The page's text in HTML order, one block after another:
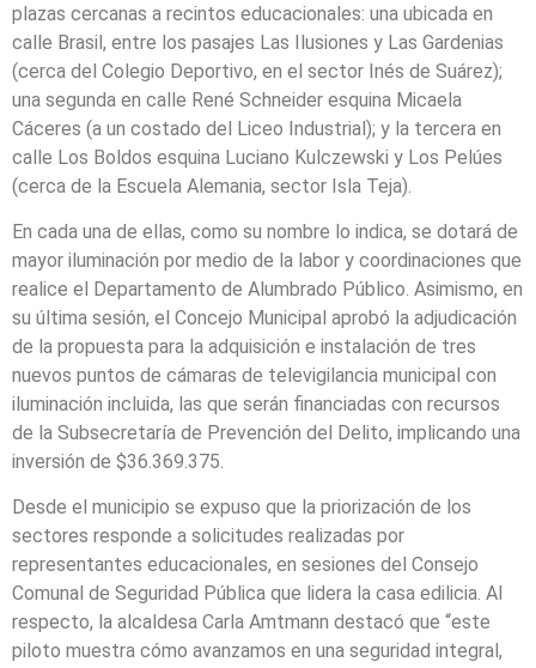
plazas cercanas a recintos educacionales: una ubicada en
calle Brasil, entre los pasajes Las Ilusiones y Las Gardenias
(cerca del Colegio Deportivo, en el sector Inés de Suárez);
una segunda en calle René Schneider esquina Micaela
Cáceres (a un costado del Liceo Industrial); y la tercera en
calle Los Boldos esquina Luciano Kulczewski y Los Pelúes
(cerca de la Escuela Alemania, sector Isla Teja).
En cada una de ellas, como su nombre lo indica, se dotará de
mayor iluminación por medio de la labor y coordinaciones que
realice el Departamento de Alumbrado Público. Asimismo, en
su última sesión, el Concejo Municipal aprobó la adjudicación
de la propuesta para la adquisición e instalación de tres
nuevos puntos de cámaras de televigilancia municipal con
iluminación incluida, las que serán financiadas con recursos
de la Subsecretaría de Prevención del Delito, implicando una
inversión de $36.369.375.
Desde el municipio se expuso que la priorización de los
sectores responde a solicitudes realizadas por
representantes educacionales, en sesiones del Consejo
Comunal de Seguridad Pública que lidera la casa edilicia. Al
respecto, la alcaldesa Carla Amtmann destacó que “este
piloto muestra cómo avanzamos en una seguridad integral,